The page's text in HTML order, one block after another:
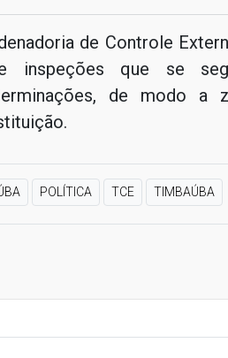
de Controle
inspeções que se
de modo a
POLÍTICA TCE TIMBAÚBA